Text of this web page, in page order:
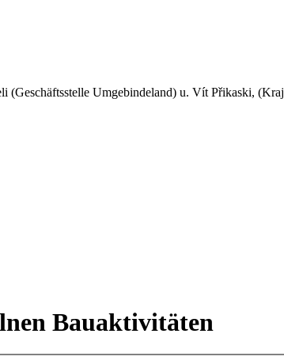
(Geschäftsstelle Umgebindeland) u. Vít Přikaski,
Bauaktivitäten